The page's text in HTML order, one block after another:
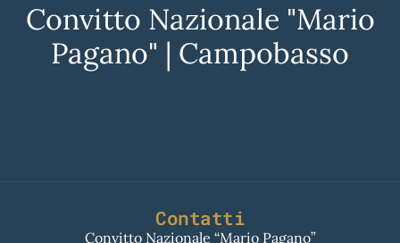
Convitto Nazionale "Mario
Pagano" | Campobasso
Contatti
Convitto Nazionale “Mario Pagano”